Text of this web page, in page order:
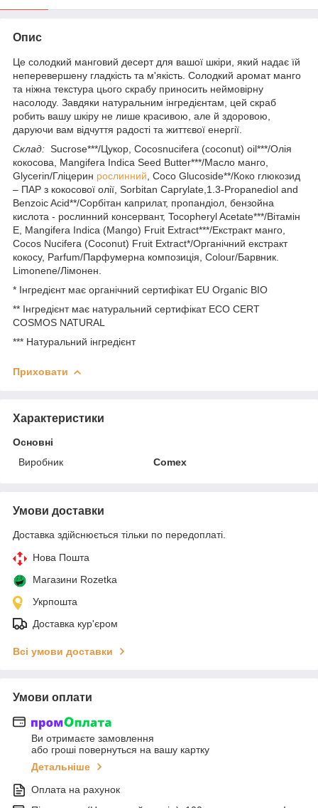
Опис
Це солодкий манговий десерт для вашої шкіри, який надає їй
неперевершену гладкість та м'якість. Солодкий аромат манго
та ніжна текстура цього скрабу приносить неймовірну
насолоду. Завдяки натуральним інгредієнтам, цей скраб
робить вашу шкіру не лише красивою, але й здоровою,
даруючи вам відчуття радості та життєвої енергії.
Склад: Sucrose***/Цукор, Cocosnucifera (coconut) oil***/Олія
кокосова, Mangifera Indica Seed Butter***/Масло манго,
Glycerin/Гліцерин рослинний , Coco Glucoside**/Коко глюкозид
– ПАР з кокосової олії, Sorbitan Caprylate,1.3-Propanediol and
Benzoic Acid**/Сорбітан каприлат, пропандіол, бензойна
кислота - рослинний консервант, Tocopheryl Acetate***/Вітамін
Е, Mangifera Indica (Mango) Fruit Extract***/Екстракт манго,
Cocos Nucifera (Coconut) Fruit Extract*/Органічний екстракт
кокосу, Parfum/Парфумерна композиція, Colour/Барвник.
Limonene/Лімонен.
* Інгредієнт має органічний сертифікат EU Organic BIO
** Інгредієнт має натуральний сертифікат ECO CERT
COSMOS NATURAL
*** Натуральний інгредієнт
Приховати
Характеристики
Основні
Виробник
Comex
Умови доставки
Доставка здійснюється тільки по передоплаті.
Нова Пошта
Магазини Rozetka
Укрпошта
Доставка кур'єром
Всі умови доставки
Умови оплати
Ви отримаєте замовлення
або гроші повернуться на вашу картку
Детальніше
Оплата на рахунок